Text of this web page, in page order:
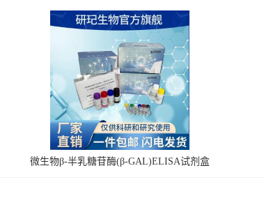
微生物β-半乳糖苷酶(β-GAL)ELISA试剂盒